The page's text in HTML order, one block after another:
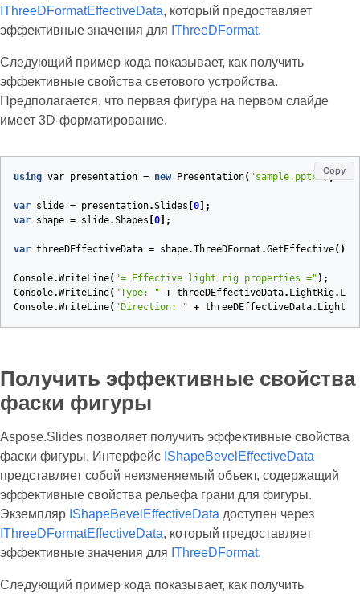
IThreeDFormatEffectiveData, который предоставляет
эффективные значения для IThreeDFormat.
Следующий пример кода показывает, как получить
эффективные свойства светового устройства.
Предполагается, что первая фигура на первом слайде
имеет 3D‑форматирование.
Copy
using var presentation = new Presentation( "sample.pptx");
var slide = presentation.Slides 0 ];
var shape = slide.Shapes 0 ];
var threeDEffectiveData = shape.ThreeDFormat .GetEffective();
Console.WriteLine( "= Effective light rig properties =" );
Console.WriteLine( "Type: " + threeDEffectiveData. LightRig.
Console.WriteLine( "Direction: " + threeDEffectiveData.
Получить эффективные свойства
фаски фигуры
Aspose.Slides позволяет получить эффективные свойства
фаски фигуры. Интерфейс IShapeBevelEffectiveData
представляет собой неизменяемый объект, содержащий
эффективные свойства рельефа грани для фигуры.
Экземпляр IShapeBevelEffectiveData доступен через
IThreeDFormatEffectiveData, который предоставляет
эффективные значения для IThreeDFormat.
Следующий пример кода показывает, как получить